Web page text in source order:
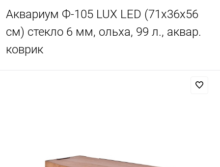
Аквариум Ф-105 LUX LED (71х36х56
см) стекло 6 мм, ольха, 99 л., аквар.
коврик